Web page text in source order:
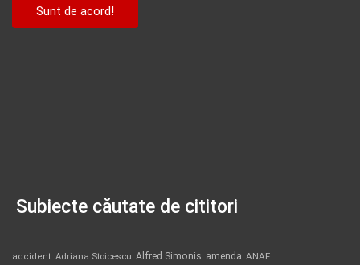
Sunt de acord!
Subiecte căutate de cititori
accident Adriana Stoicescu Alfred Simonis amenda ANAF